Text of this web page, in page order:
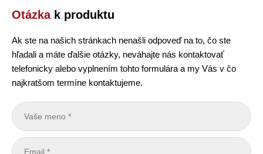
Otázkak produktu
Ak ste na našich stránkach nenašli odpoveď na to, čo ste
hľadali a máte ďalšie otázky, neváhajte nás kontaktovať
telefonicky alebo vyplnením tohto formulára a my Vás v čo
najkratšom termíne kontaktujeme.